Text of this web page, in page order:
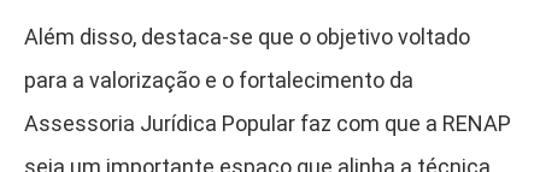
Além disso, destaca-se que o objetivo voltado
para a valorização e o fortalecimento da
Assessoria Jurídica Popular faz com que a RENAP
seja um importante espaço que alinha a técnica